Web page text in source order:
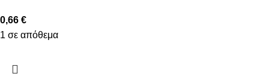
0,66 €
1 σε απόθεμα